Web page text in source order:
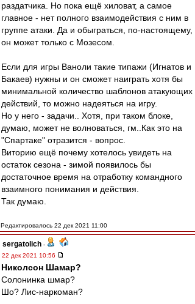
раздатчика. Но пока ещё хиловат, а самое
главное - нет полного взаимодействия с ним в
группе атаки. Да и обыграться, по-настоящему,
он может только с Мозесом.
Если для игры Ваноли такие типажи (Игнатов и
Бакаев) нужны и он сможет наиграть хотя бы
минимальной количество шаблонов атакующих
действий, то можно надеяться на игру.
Но у него - задачи.. Хотя, при таком блоке,
думаю, может не волноваться, гм..Как это на
"Спартаке" отразится - вопрос.
Виторию ещё почему хотелось увидеть на
остаток сезона - зимой появилось бы
достаточное время на отработку командного
взаимного понимания и действия.
Так думаю.
Редактировалось 22 дек 2021 11:00
sergatolich -
22 дек 2021 10:56
Николсон Шамар?
Солонинка шмар?
Шо? Лис-наркоман?